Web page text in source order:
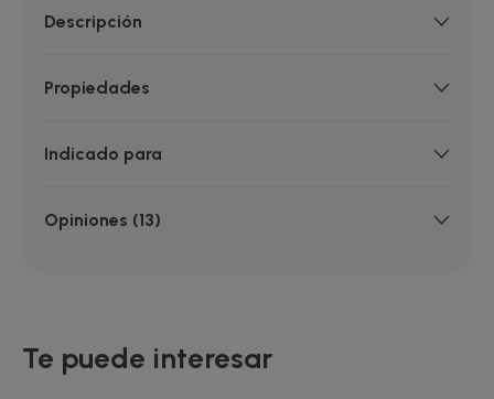
Descripción
Propiedades
Indicado para
Opiniones (13)
Te puede interesar